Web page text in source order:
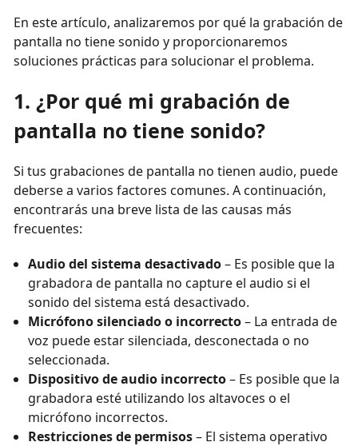
En este artículo, analizaremos por qué la grabación de
pantalla no tiene sonido y proporcionaremos
soluciones prácticas para solucionar el problema.
1. ¿Por qué mi grabación de
pantalla no tiene sonido?
Si tus grabaciones de pantalla no tienen audio, puede
deberse a varios factores comunes. A continuación,
encontrarás una breve lista de las causas más
frecuentes:
Audio del sistema desactivado– Es posible que la
grabadora de pantalla no capture el audio si el
sonido del sistema está desactivado.
Micrófono silenciado o incorrecto– La entrada de
voz puede estar silenciada, desconectada o no
seleccionada.
Dispositivo de audio incorrecto– Es posible que la
grabadora esté utilizando los altavoces o el
micrófono incorrectos.
Restricciones de permisos– El sistema operativo